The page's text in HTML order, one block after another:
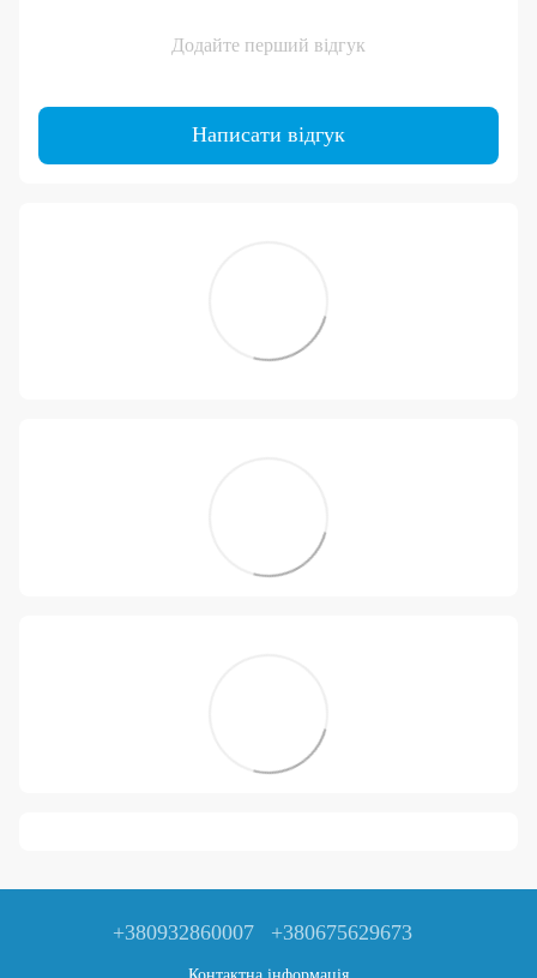
Додайте перший відгук
Написати відгук
+380932860007 +380675629673